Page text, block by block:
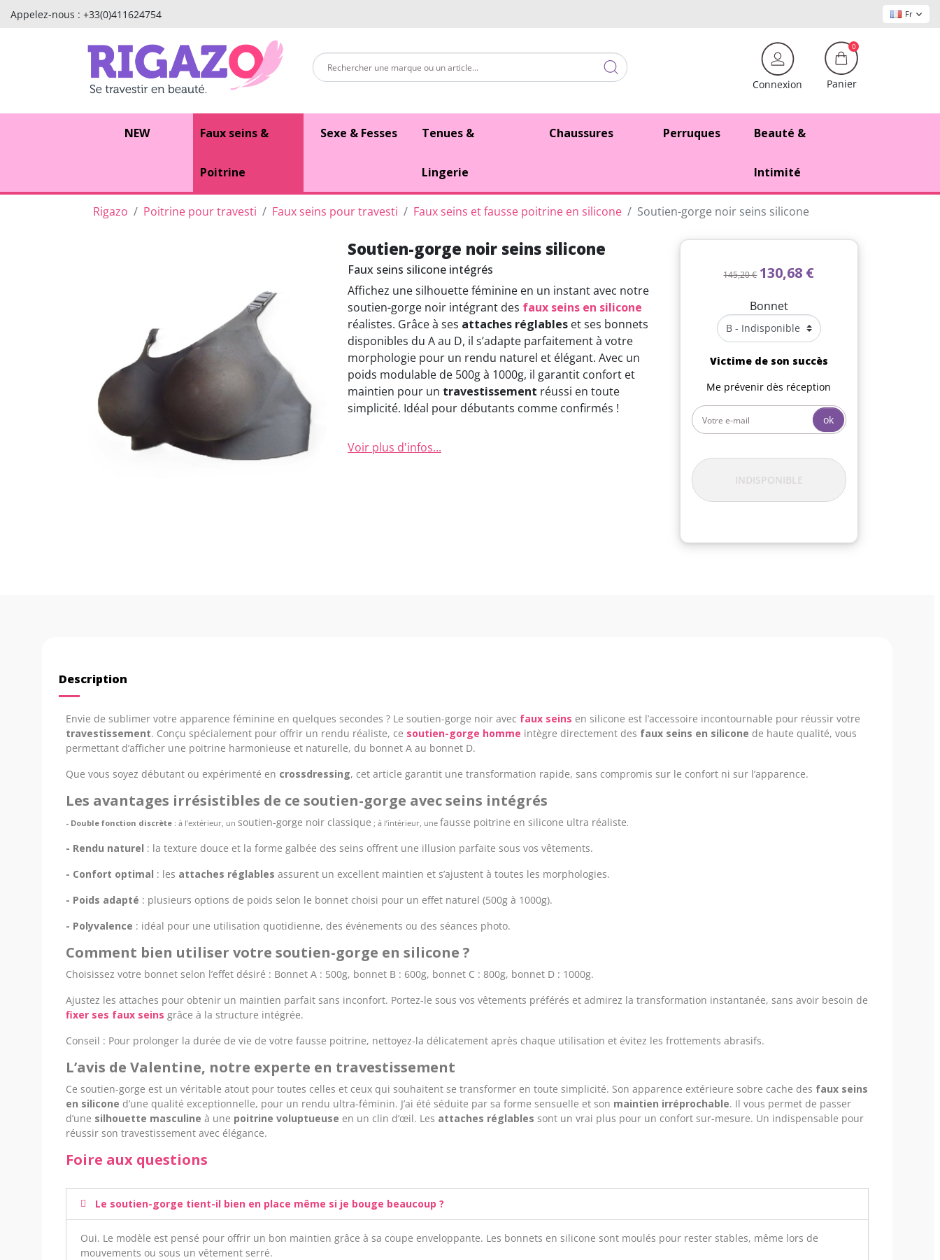
Appelez-nous : +33(0)411624754 Fr
Connexion
0
Panier
NEW Faux seins &
Poitrine
Sexe & Fesses Tenues &
Lingerie
Chaussures Perruques Beauté &
Intimité
Rigazo Poitrine pour travesti Faux seins pour travesti Faux seins et fausse poitrine en silicone Soutien-gorge noir seins silicone
Soutien-gorge noir seins silicone
Faux seins silicone intégrés
Affichez une silhouette féminine en un instant avec notre
soutien-gorge noir intégrant des faux seins en silicone
réalistes. Grâce à ses attaches réglableset ses bonnets
disponibles du A au D, il s’adapte parfaitement à votre
morphologie pour un rendu naturel et élégant. Avec un
poids modulable de 500g à 1000g, il garantit confort et
maintien pour un travestissement réussi en toute
simplicité. Idéal pour débutants comme confirmés !
Voir plus d'infos...
145,20 € 130,68 €
Bonnet
Victime de son succès
Me prévenir dès réception
ok
INDISPONIBLE
Description
Envie de sublimer votre apparence féminine en quelques secondes ? Le soutien-gorge noir avec faux seins en silicone est l’accessoire incontournable pour réussir votre
travestissement. Conçu spécialement pour offrir un rendu réaliste, ce soutien-gorge homme intègre directement des faux seins en silicone de haute qualité, vous
permettant d’afficher une poitrine harmonieuse et naturelle, du bonnet A au bonnet D.
Que vous soyez débutant ou expérimenté en crossdressing, cet article garantit une transformation rapide, sans compromis sur le confort ni sur l’apparence.
Les avantages irrésistibles de ce soutien-gorge avec seins intégrés
- Double fonction discrète : à l’extérieur, un soutien-gorge noir classique ; à l’intérieur, une fausse poitrine en silicone ultra réaliste.
- Rendu naturel : la texture douce et la forme galbée des seins offrent une illusion parfaite sous vos vêtements.
- Confort optimal : les attaches réglables assurent un excellent maintien et s’ajustent à toutes les morphologies.
- Poids adapté : plusieurs options de poids selon le bonnet choisi pour un effet naturel (500g à 1000g).
- Polyvalence : idéal pour une utilisation quotidienne, des événements ou des séances photo.
Comment bien utiliser votre soutien-gorge en silicone ?
Choisissez votre bonnet selon l’effet désiré : Bonnet A : 500g, bonnet B : 600g, bonnet C : 800g, bonnet D : 1000g.
Ajustez les attaches pour obtenir un maintien parfait sans inconfort. Portez-le sous vos vêtements préférés et admirez la transformation instantanée, sans avoir besoin de
fixer ses faux seins grâce à la structure intégrée.
Conseil : Pour prolonger la durée de vie de votre fausse poitrine, nettoyez-la délicatement après chaque utilisation et évitez les frottements abrasifs.
L’avis de Valentine, notre experte en travestissement
Ce soutien-gorge est un véritable atout pour toutes celles et ceux qui souhaitent se transformer en toute simplicité. Son apparence extérieure sobre cache des faux seins
en silicone d’une qualité exceptionnelle, pour un rendu ultra-féminin. J’ai été séduite par sa forme sensuelle et son maintien irréprochable. Il vous permet de passer
d’une silhouette masculine à une poitrine voluptueuse en un clin d’œil. Les attaches réglables sont un vrai plus pour un confort sur-mesure. Un indispensable pour
réussir son travestissement avec élégance.
Foire aux questions
Le soutien-gorge tient-il bien en place même si je bouge beaucoup ?
Oui. Le modèle est pensé pour offrir un bon maintien grâce à sa coupe enveloppante. Les bonnets en silicone sont moulés pour rester stables, même lors de
mouvements ou sous un vêtement serré.